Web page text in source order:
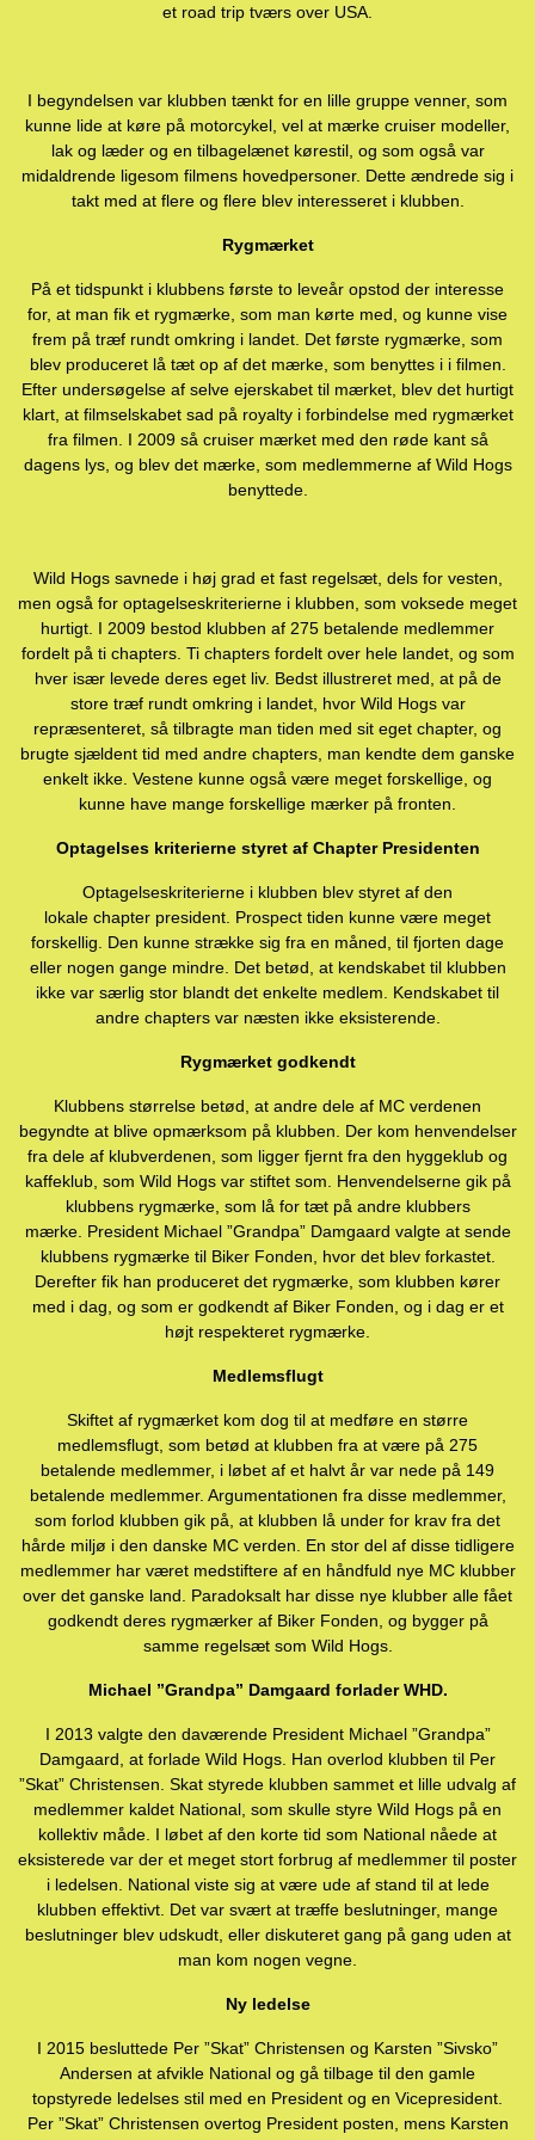
et road trip tværs over USA.
I begyndelsen var klubben tænkt for en lille gruppe venner, som
kunne lide at køre på motorcykel, vel at mærke cruiser modeller,
lak og læder og en tilbagelænet kørestil, og som også var
midaldrende ligesom filmens hovedpersoner. Dette ændrede sig i
takt med at flere og flere blev interesseret i klubben.
Rygmærket
På et tidspunkt i klubbens første to leveår opstod der interesse
for, at man fik et rygmærke, som man kørte med, og kunne vise
frem på træf rundt omkring i landet. Det første rygmærke, som
blev produceret lå tæt op af det mærke, som benyttes i i filmen.
Efter undersøgelse af selve ejerskabet til mærket, blev det hurtigt
klart, at filmselskabet sad på royalty i forbindelse med rygmærket
fra filmen. I 2009 så cruiser mærket med den røde kant så
dagens lys, og blev det mærke, som medlemmerne af Wild Hogs
benyttede.
Wild Hogs savnede i høj grad et fast regelsæt, dels for vesten,
men også for optagelseskriterierne i klubben, som voksede meget
hurtigt. I 2009 bestod klubben af 275 betalende medlemmer
fordelt på ti chapters. Ti chapters fordelt over hele landet, og som
hver især levede deres eget liv. Bedst illustreret med, at på de
store træf rundt omkring i landet, hvor Wild Hogs var
repræsenteret, så tilbragte man tiden med sit eget chapter, og
brugte sjældent tid med andre chapters, man kendte dem ganske
enkelt ikke. Vestene kunne også være meget forskellige, og
kunne have mange forskellige mærker på fronten.
Optagelses kriterierne styret af Chapter Presidenten
Optagelseskriterierne i klubben blev styret af den
lokale chapter president. Prospect tiden kunne være meget
forskellig. Den kunne strække sig fra en måned, til fjorten dage
eller nogen gange mindre. Det betød, at kendskabet til klubben
ikke var særlig stor blandt det enkelte medlem. Kendskabet til
andre chapters var næsten ikke eksisterende.
Rygmærket godkendt
Klubbens størrelse betød, at andre dele af MC verdenen
begyndte at blive opmærksom på klubben. Der kom henvendelser
fra dele af klubverdenen, som ligger fjernt fra den hyggeklub og
kaffeklub, som Wild Hogs var stiftet som. Henvendelserne gik på
klubbens rygmærke, som lå for tæt på andre klubbers
mærke. President Michael ”Grandpa” Damgaard valgte at sende
klubbens rygmærke til Biker Fonden, hvor det blev forkastet.
Derefter fik han produceret det rygmærke, som klubben kører
med i dag, og som er godkendt af Biker Fonden, og i dag er et
højt respekteret rygmærke.
Medlemsflugt
Skiftet af rygmærket kom dog til at medføre en større
medlemsflugt, som betød at klubben fra at være på 275
betalende medlemmer, i løbet af et halvt år var nede på 149
betalende medlemmer. Argumentationen fra disse medlemmer,
som forlod klubben gik på, at klubben lå under for krav fra det
hårde miljø i den danske MC verden. En stor del af disse tidligere
medlemmer har været medstiftere af en håndfuld nye MC klubber
over det ganske land. Paradoksalt har disse nye klubber alle fået
godkendt deres rygmærker af Biker Fonden, og bygger på
samme regelsæt som Wild Hogs.
Michael ”Grandpa” Damgaard forlader WHD.
I 2013 valgte den daværende President Michael ”Grandpa”
Damgaard, at forlade Wild Hogs. Han overlod klubben til Per
”Skat” Christensen. Skat styrede klubben sammet et lille udvalg af
medlemmer kaldet National, som skulle styre Wild Hogs på en
kollektiv måde. I løbet af den korte tid som National nåede at
eksisterede var der et meget stort forbrug af medlemmer til poster
i ledelsen. National viste sig at være ude af stand til at lede
klubben effektivt. Det var svært at træffe beslutninger, mange
beslutninger blev udskudt, eller diskuteret gang på gang uden at
man kom nogen vegne.
Ny ledelse
I 2015 besluttede Per ”Skat” Christensen og Karsten ”Sivsko”
Andersen at afvikle National og gå tilbage til den gamle
topstyrede ledelses stil med en President og en Vicepresident.
Per ”Skat” Christensen overtog President posten, mens Karsten